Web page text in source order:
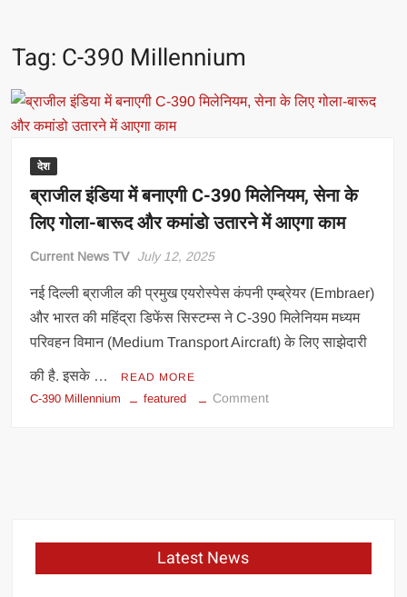
Tag: C-390 Millennium
देश
ब्राजील इंडिया में बनाएगी C-390 मिलेनियम, सेना के
लिए गोला-बारूद और कमांडो उतारने में आएगा काम
Current News TV July 12, 2025
नई दिल्ली ब्राजील की प्रमुख एयरोस्पेस कंपनी एम्ब्रेयर (Embraer)
और भारत की महिंद्रा डिफेंस सिस्टम्स ने C-390 मिलेनियम मध्यम
परिवहन विमान (Medium Transport Aircraft) के लिए साझेदारी
की है. इसके … READ MORE
C-390 Millennium featured Commenton
मिलेनियम,
Latest News